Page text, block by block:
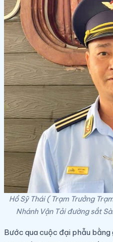
Hồ Sỹ Thái ( Trạm Trưởng
Nhánh Vận Tải đường sắt
Bước qua cuộc đại phẫu bằng